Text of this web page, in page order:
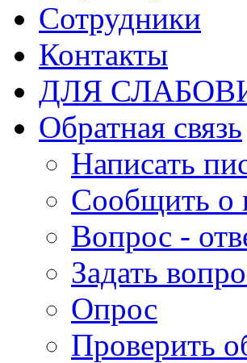
Сотрудники
Контакты
ДЛЯ
Обратная связь
Написать
Сообщить о
Вопрос -
Задать
Опрос
Проверить